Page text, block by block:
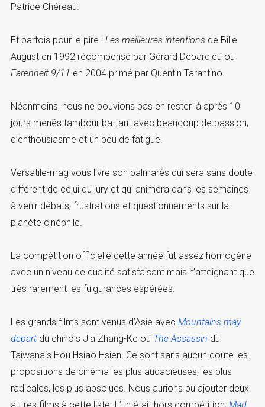
Patrice Chéreau.
Et parfois pour le pire : Les meilleures intentions de Bille
August en 1992 récompensé par Gérard Depardieu ou
Farenheit 9/11 en 2004 primé par Quentin Tarantino.
Néanmoins, nous ne pouvions pas en rester là après 10
jours menés tambour battant avec beaucoup de passion,
d’enthousiasme et un peu de fatigue.
Versatile-mag vous livre son palmarès qui sera sans doute
différent de celui du jury et qui animera dans les semaines
à venir débats, frustrations et questionnements sur la
planète cinéphile.
La compétition officielle cette année fut assez homogène
avec un niveau de qualité satisfaisant mais n’atteignant que
très rarement les fulgurances espérées.
Les grands films sont venus d’Asie avec Mountains may
departdu chinois Jia Zhang-Ke ou The Assassin du
Taiwanais Hou Hsiao Hsien. Ce sont sans aucun doute les
propositions de cinéma les plus audacieuses, les plus
radicales, les plus absolues. Nous aurions pu ajouter deux
autres films à cette liste. L’un était hors compétition, Mad